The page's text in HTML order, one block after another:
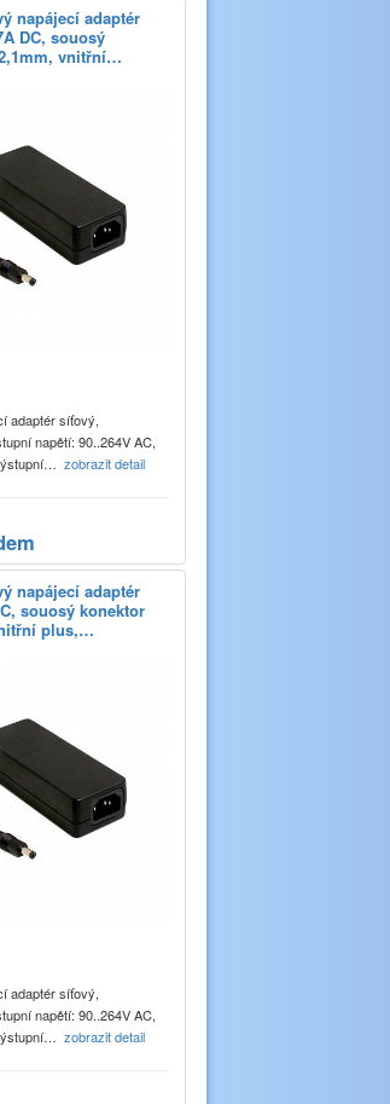
napájecí adaptér
DC, souosý
vnitřní…
adaptér síťový,
napětí: 90..264V AC,
zobrazit detail
napájecí adaptér
souosý konektor
plus,…
adaptér síťový,
napětí: 90..264V AC,
zobrazit detail